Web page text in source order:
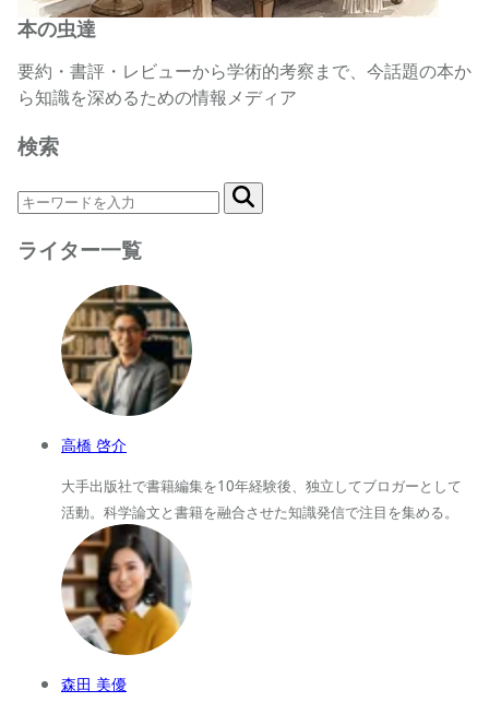
本の虫達
要約・書評・レビューから学術的考察まで、今話題の本か
ら知識を深めるための情報メディア
検索
ライター一覧
高橋 啓介
大手出版社で書籍編集を10年経験後、独立してブロガーとして
活動。科学論文と書籍を融合させた知識発信で注目を集める。
森田 美優